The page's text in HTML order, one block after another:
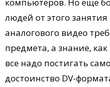
людей от этого
аналогового видео
предмета, а знание,
все надо постигать
достоинство DV-